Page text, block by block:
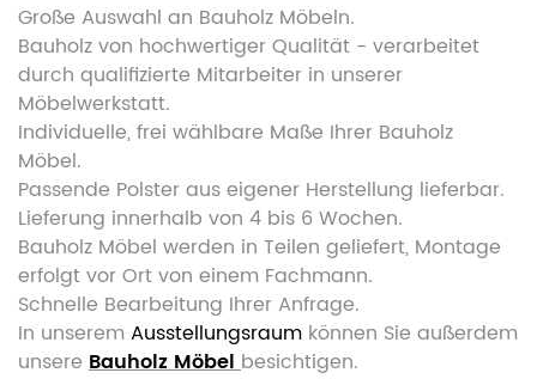
Große Auswahl an Bauholz Möbeln.
Bauholz von hochwertiger Qualität - verarbeitet
durch qualifizierte Mitarbeiter in unserer
Möbelwerkstatt.
Individuelle, frei wählbare Maße Ihrer Bauholz
Möbel.
Passende Polster aus eigener Herstellung lieferbar.
Lieferung innerhalb von 4 bis 6 Wochen.
Bauholz Möbel werden in Teilen geliefert, Montage
erfolgt vor Ort von einem Fachmann.
Schnelle Bearbeitung Ihrer Anfrage.
In unseremAusstellungsraum können Sie außerdem
unsere Bauholz Möbel besichtigen.